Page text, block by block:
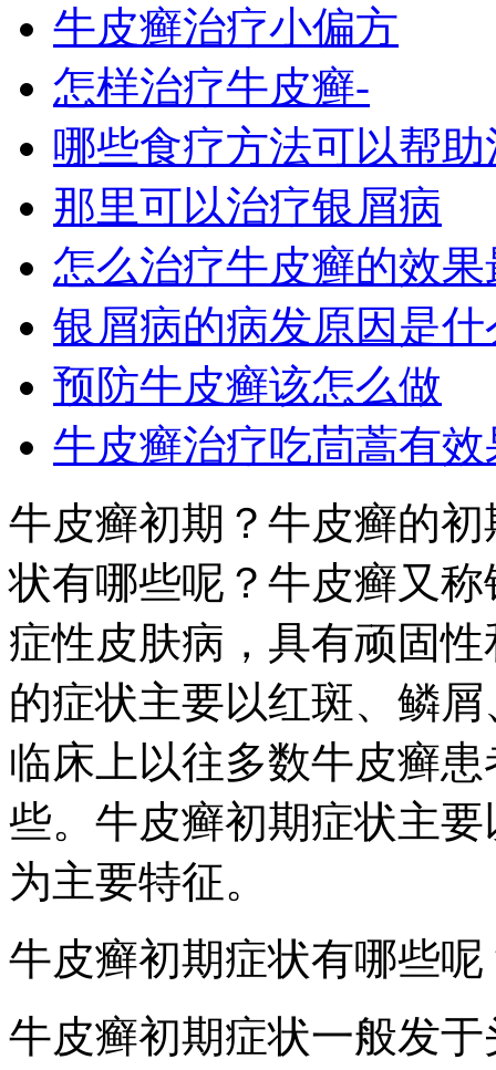
牛皮癣治疗小偏方
怎样治疗牛皮癣-
哪些食疗方法可以帮助
那里可以治疗银屑病
怎么治疗牛皮癣的效果
银屑病的病发原因是什
预防牛皮癣该怎么做
牛皮癣治疗吃茼蒿有效
牛皮癣初期？牛皮癣的
状有哪些呢？牛皮癣又
症性皮肤病，具有顽固
的症状主要以红斑、鳞
临床上以往多数牛皮癣
些。牛皮癣初期症状主
为主要特征。
牛皮癣初期症状有哪些
牛皮癣初期症状一般发